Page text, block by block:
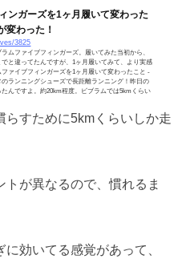
ンガーズを1ヶ月履いて変わった
変わった！
3825
ムファイブフィンガーズ。履いてみた当初から、
と違ってたんですが、1ヶ月履いてみて、より実感
ァイブフィンガーズを1ヶ月履いて変わったこと -
ランニングシューズで長距離ランニング！昨日の
んですよ。約20km程度。ビブラムでは5kmくらい
すために5kmくらいしか走
が異なるので、慣れるま
効いてる感覚があって、